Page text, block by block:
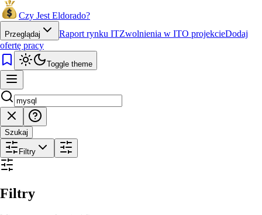
Czy Jest Eldorado?
Przeglądaj Raport rynku ITZwolnienia w ITO projekcieDodaj
ofertę pracy
Toggle theme
Szukaj
Filtry
Filtry